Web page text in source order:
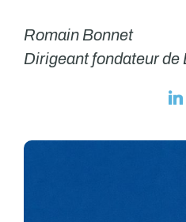
Romain Bonnet
Dirigeant fondateur de